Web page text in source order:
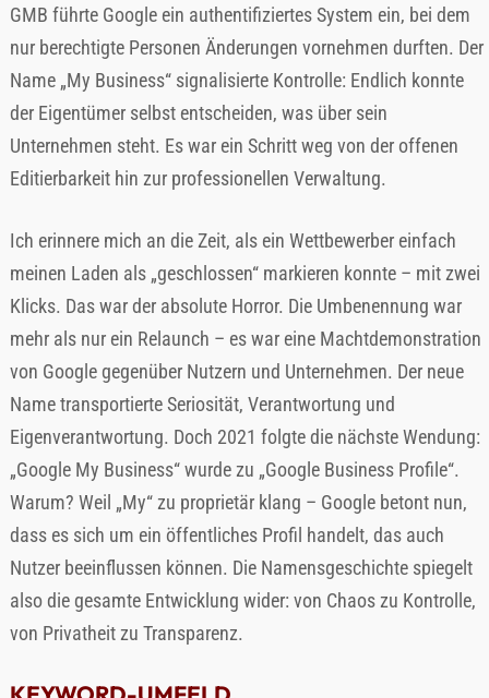
GMB führte Google ein authentifiziertes System ein, bei dem
nur berechtigte Personen Änderungen vornehmen durften. Der
Name „My Business“ signalisierte Kontrolle: Endlich konnte
der Eigentümer selbst entscheiden, was über sein
Unternehmen steht. Es war ein Schritt weg von der offenen
Editierbarkeit hin zur professionellen Verwaltung.
Ich erinnere mich an die Zeit, als ein Wettbewerber einfach
meinen Laden als „geschlossen“ markieren konnte – mit zwei
Klicks. Das war der absolute Horror. Die Umbenennung war
mehr als nur ein Relaunch – es war eine Machtdemonstration
von Google gegenüber Nutzern und Unternehmen. Der neue
Name transportierte Seriosität, Verantwortung und
Eigenverantwortung. Doch 2021 folgte die nächste Wendung:
„Google My Business“ wurde zu „Google Business Profile“.
Warum? Weil „My“ zu proprietär klang – Google betont nun,
dass es sich um ein öffentliches Profil handelt, das auch
Nutzer beeinflussen können. Die Namensgeschichte spiegelt
also die gesamte Entwicklung wider: von Chaos zu Kontrolle,
von Privatheit zu Transparenz.